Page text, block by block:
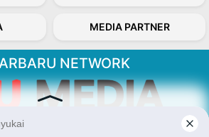
MEDIA PARTNER
NETWORK